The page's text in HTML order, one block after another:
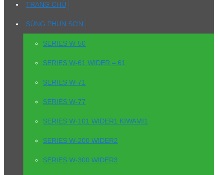
TRANG CHỦ
SÚNG PHUN SƠN
SERIES W-50
SERIES W-61 WIDER – 61
SERIES W-71
SERIES W-77
SERIES W-101 WIDER1 KIWAMI1
SERIES W-200 WIDER2
SERIES W-300 WIDER3